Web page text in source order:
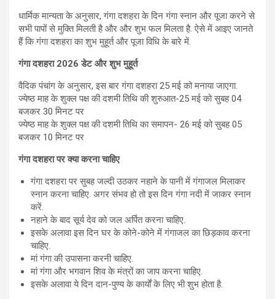
धार्मिक मान्यता के अनुसार, गंगा दशहरा के दिन गंगा स्नान और पूजा करने से
सभी पापों से मुक्ति मिलती है और और शुभ फल मिलता है. ऐसे में आइए जानते
हैं कि गंगा दशहरा का शुभ मुहूर्त और पूजा विधि के बारे में.
गंगा दशहरा2026डेट और शुभ मुहूर्त
वैदिक पंचांग के अनुसार, इस बार गंगा दशहरा 25 मई को मनाया जाएगा.
ज्येष्ठ माह के शुक्ल पक्ष की दशमी तिथि की शुरुआत-25 मई को सुबह 04
बजकर 30 मिनट पर
ज्येष्ठ माह के शुक्ल पक्ष की दशमी तिथि का समापन- 26 मई को सुबह 05
बजकर 10 मिनट पर
गंगा दशहरा पर क्या करना चाहिए
गंगा दशहरा पर सुबह जल्दी उठकर नहाने के पानी में गंगाजल मिलाकर
स्नान करना चाहिए. अगर संभव हो तो इस दिन गंगा नदी में जाकर स्नान
करें.
नहाने के बाद सूर्य देव को जल अर्पित करना चाहिए.
इसके अलावा इस दिन घर के कोने-कोने में गंगाजल का छिड़काव करना
चाहिए.
मां गंगा की उपासना करनी चाहिए.
मां गंगा और भगवान शिव के मंत्रों का जाप करना चाहिए.
इसके अलावा ये दिन दान-पुण्य के कार्यों के लिए भी शुभ होता है.